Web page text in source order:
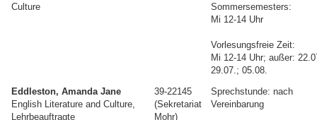
Culture
Sommersemesters:
Mi 12-14 Uhr
Vorlesungsfreie Zeit:
Mi 12-14 Uhr; außer:
29.07.; 05.08.
Eddleston, Amanda Jane
English Literature and Culture,
Lehrbeauftragte
39-22145
(Sekretariat
Mohr)
Sprechstunde: nach
Vereinbarung